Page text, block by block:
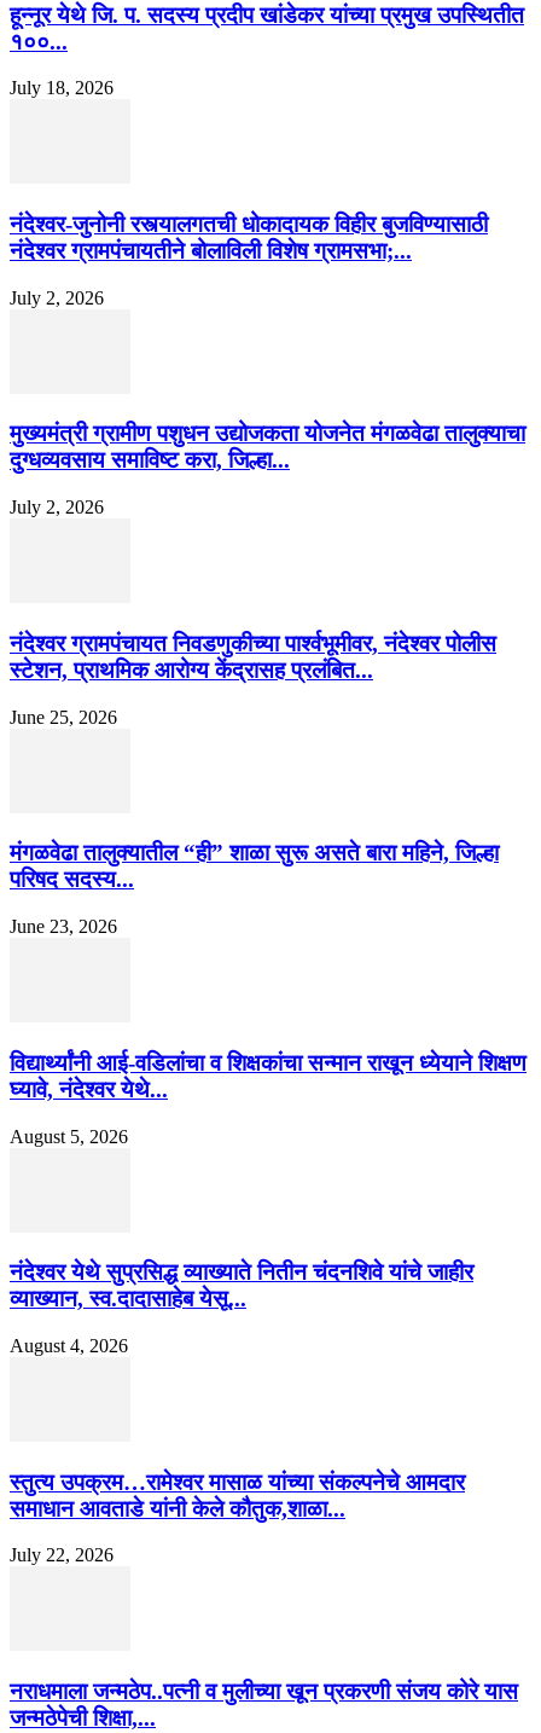
हून्नूर येथे जि. प. सदस्य प्रदीप खांडेकर यांच्या प्रमुख उपस्थितीत
१००...
July 18, 2026
नंदेश्वर-जुनोनी रस्त्यालगतची धोकादायक विहीर बुजविण्यासाठी
नंदेश्वर ग्रामपंचायतीने बोलाविली विशेष ग्रामसभा;...
July 2, 2026
मुख्यमंत्री ग्रामीण पशुधन उद्योजकता योजनेत मंगळवेढा तालुक्याचा
दुग्धव्यवसाय समाविष्ट करा, जिल्हा...
July 2, 2026
नंदेश्वर ग्रामपंचायत निवडणुकीच्या पार्श्वभूमीवर, नंदेश्वर पोलीस
स्टेशन, प्राथमिक आरोग्य केंद्रासह प्रलंबित...
June 25, 2026
मंगळवेढा तालुक्यातील “ही” शाळा सुरू असते बारा महिने, जिल्हा
परिषद सदस्य...
June 23, 2026
विद्यार्थ्यांनी आई-वडिलांचा व शिक्षकांचा सन्मान राखून ध्येयाने शिक्षण
घ्यावे, नंदेश्वर येथे...
August 5, 2026
नंदेश्वर येथे सुप्रसिद्ध व्याख्याते नितीन चंदनशिवे यांचे जाहीर
व्याख्यान, स्व.दादासाहेब येसू...
August 4, 2026
स्तुत्य उपक्रम…रामेश्वर मासाळ यांच्या संकल्पनेचे आमदार
समाधान आवताडे यांनी केले कौतुक,शाळा...
July 22, 2026
नराधमाला जन्मठेप..पत्नी व मुलीच्या खून प्रकरणी संजय कोरे यास
जन्मठेपेची शिक्षा,...